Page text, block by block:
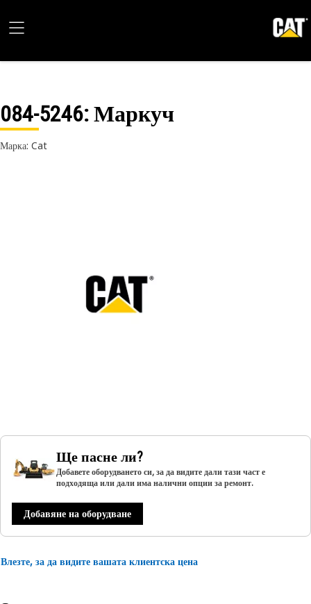
084-5246: Маркуч
Марка: Cat
Ще пасне ли?
Добавете оборудването си, за да видите дали тази част е
подходяща или дали има налични опции за ремонт.
Добавяне на оборудване
Влезте, за да видите вашата клиентска цена